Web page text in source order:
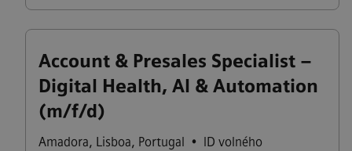
Account & Presales Specialist –
Digital Health, AI & Automation
(m/f/d)
Amadora, Lisboa, Portugal • ID volného